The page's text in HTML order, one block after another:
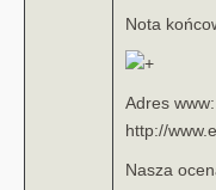
Nota
Adres www:
http://
Nasza